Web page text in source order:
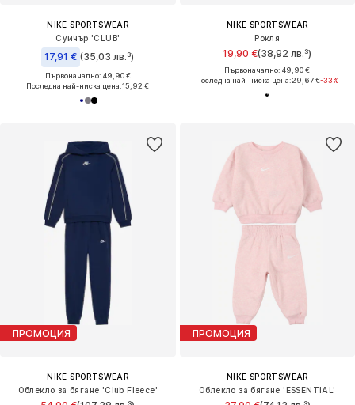
NIKE SPORTSWEAR
Суичър 'CLUB'
17,91 € (35,03 лв.³)
Първоначално: 49,90 €
Последна най-ниска цена:15,92 €
NIKE SPORTSWEAR
Рокля
19,90 €(38,92 лв.³)
Първоначално: 49,90 €
Последна най-ниска цена:29,67 €-33%
ПРОМОЦИЯ
NIKE SPORTSWEAR
Облекло за бягане 'Club Fleece'
ПРОМОЦИЯ
NIKE SPORTSWEAR
Облекло за бягане 'ESSENTIAL'